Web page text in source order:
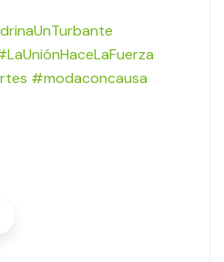
#modaconcausa